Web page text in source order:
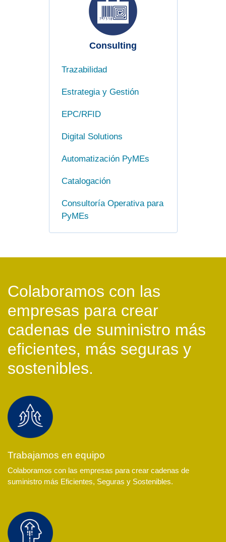
Consulting
Trazabilidad
Estrategia y Gestión
EPC/RFID
Digital Solutions
Automatización PyMEs
Catalogación
Consultoría Operativa para
PyMEs
Colaboramos con las
empresas para crear
cadenas de suministro más
eficientes, más seguras y
sostenibles.
Trabajamos en equipo
Colaboramos con las empresas para crear cadenas de
suministro más Eficientes, Seguras y Sostenibles.